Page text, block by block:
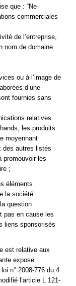
que : “Ne
commerciales
de l’entreprise,
nom de domaine
ou à l’image de
d’une
fournies sans
relatives
les produits
moyennant
des autres listés
promouvoir les
;
éléments
la société
question
pas en cause les
liens sponsorisés
est relative aux
expose :
n° 2008-776 du 4
l’article L 121-